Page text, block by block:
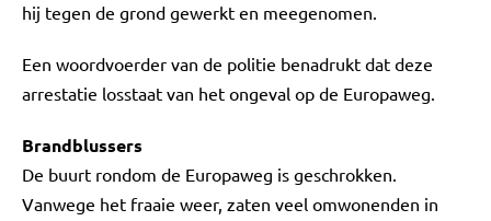
hij tegen de grond gewerkt en meegenomen.
Een woordvoerder van de politie benadrukt dat deze
arrestatie losstaat van het ongeval op de Europaweg.
Brandblussers
De buurt rondom de Europaweg is geschrokken.
Vanwege het fraaie weer, zaten veel omwonenden in